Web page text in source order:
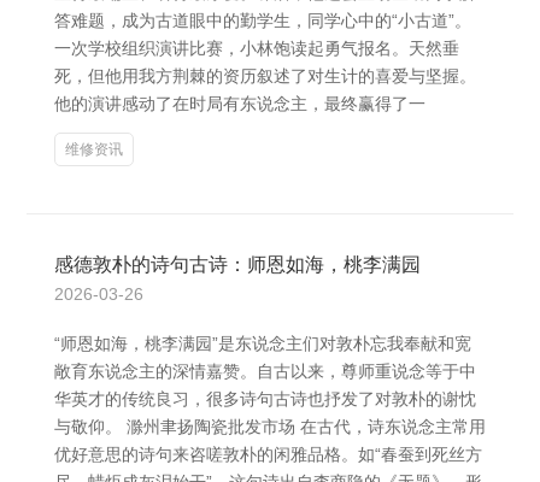
答难题，成为古道眼中的勤学生，同学心中的“小古道”。
一次学校组织演讲比赛，小林饱读起勇气报名。天然垂
死，但他用我方荆棘的资历叙述了对生计的喜爱与坚握。
他的演讲感动了在时局有东说念主，最终赢得了一
维修资讯
感德敦朴的诗句古诗：师恩如海，桃李满园
2026-03-26
“师恩如海，桃李满园”是东说念主们对敦朴忘我奉献和宽
敞育东说念主的深情嘉赞。自古以来，尊师重说念等于中
华英才的传统良习，很多诗句古诗也抒发了对敦朴的谢忱
与敬仰。 滁州聿扬陶瓷批发市场 在古代，诗东说念主常用
优好意思的诗句来咨嗟敦朴的闲雅品格。如“春蚕到死丝方